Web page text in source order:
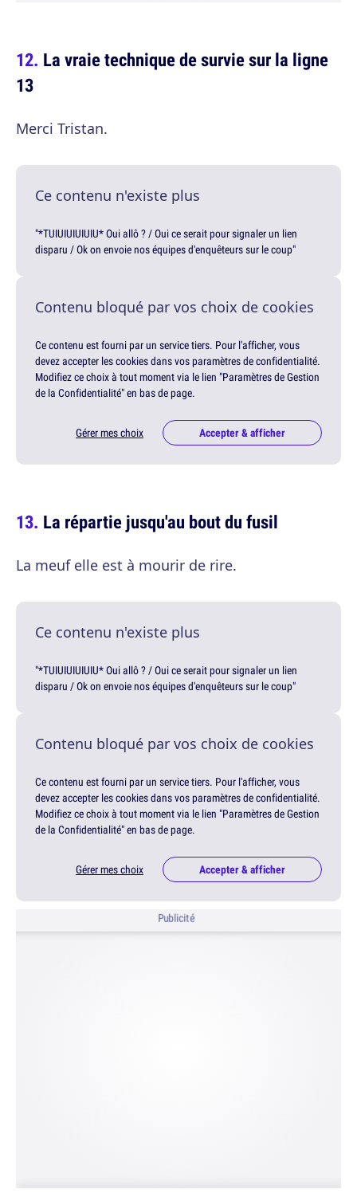
La vraie technique de survie sur la ligne
13
Merci Tristan.
Ce contenu n'existe plus
"*TUIUIUIUIUIU* Oui allô ? / Oui ce serait pour signaler un lien
disparu / Ok on envoie nos équipes d'enquêteurs sur le coup"
Contenu bloqué par vos choix de cookies
Ce contenu est fourni par un service tiers. Pour l'afficher, vous
devez accepter les cookies dans vos paramètres de confidentialité.
Modifiez ce choix à tout moment via le lien "Paramètres de Gestion
de la Confidentialité" en bas de page.
Gérer mes choix Accepter & afficher
La répartie jusqu'au bout du fusil
La meuf elle est à mourir de rire.
Ce contenu n'existe plus
"*TUIUIUIUIUIU* Oui allô ? / Oui ce serait pour signaler un lien
disparu / Ok on envoie nos équipes d'enquêteurs sur le coup"
Contenu bloqué par vos choix de cookies
Ce contenu est fourni par un service tiers. Pour l'afficher, vous
devez accepter les cookies dans vos paramètres de confidentialité.
Modifiez ce choix à tout moment via le lien "Paramètres de Gestion
de la Confidentialité" en bas de page.
Gérer mes choix Accepter & afficher
Publicité